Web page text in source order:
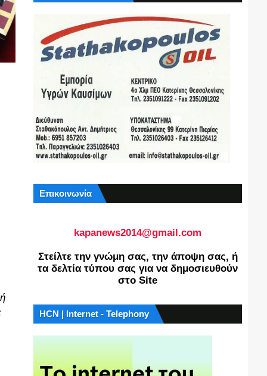
Επικοινωνία
kapanews2014@gmail.com
Στείλτε την γνώμη σας, την άποψη σας, ή
τα δελτία τύπου σας για να δημοσιευθούν
στο Site
HCN | Internet - Telephony